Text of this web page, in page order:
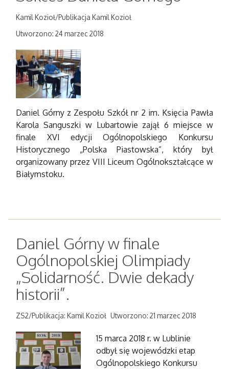
Kamil Kozioł/Publikacja Kamil Kozioł
Utworzono: 24 marzec 2018
Daniel Górny z Zespołu Szkół nr 2 im. Księcia Pawła
Karola Sanguszki w Lubartowie zajął 6 miejsce w
finale XVI edycji Ogólnopolskiego Konkursu
Historycznego „Polska Piastowska”, który był
organizowany przez VIII Liceum Ogólnokształcące w
Białymstoku.
Daniel Górny w finale
Ogólnopolskiej Olimpiady
„Solidarność. Dwie dekady
historii”.
ZS2/Publikacja: Kamil Kozioł Utworzono: 21 marzec 2018
15 marca 2018 r. w Lublinie
odbył się wojewódzki etap
Ogólnopolskiego Konkursu